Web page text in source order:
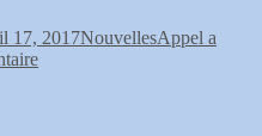
17, 2017NouvellesAppel a
sur